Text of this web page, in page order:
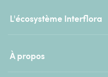
L'écosystème Interflora
À propos